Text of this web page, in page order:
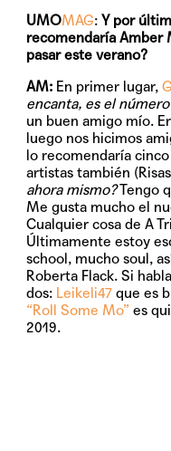
UMOMAG:Y por
recomendaría Amber
pasar este verano?
AM: En primer lugar,
encanta, es el
un buen amigo mío.
luego nos hicimos
lo recomendaría
artistas también
ahora mismo?Tengo
Me gusta mucho el
Cualquier cosa de A
Últimamente estoy
school, mucho soul,
Roberta Flack. Si
dos: Leikeli47 que es
“Roll Some Mo” es
2019.